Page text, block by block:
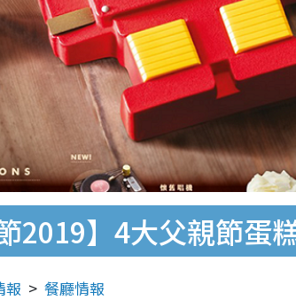
節2019】4大父親節
報 餐廳情報